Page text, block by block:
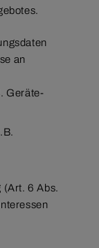
an
Geräte-
(Art. 6 Abs.